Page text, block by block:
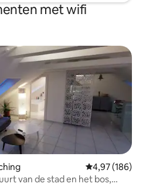
met wifi
Gemiddelde
4,97 (186)
van de stad en het bos,